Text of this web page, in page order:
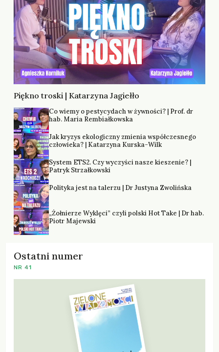
Piękno troski | Katarzyna Jagiełło
Co wiemy o pestycydach w żywności? | Prof. dr
hab. Maria Rembiałkowska
Jak kryzys ekologiczny zmienia współczesnego
człowieka? | Katarzyna Kurska-Wilk
System ETS2. Czy wyczyści nasze kieszenie? |
Patryk Strzałkowski
Polityka jest na talerzu | Dr Justyna Zwolińska
„Żołnierze Wyklęci” czyli polski Hot Take | Dr hab.
Piotr Majewski
Ostatni numer
NR 41